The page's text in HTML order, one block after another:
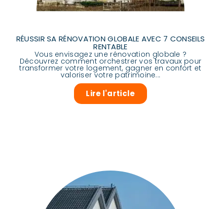
RÉUSSIR SA RÉNOVATION GLOBALE AVEC 7 CONSEILS
RENTABLE
Vous envisagez une rénovation globale ?
Découvrez comment orchestrer vos travaux pour
transformer votre logement, gagner en confort et
valoriser votre patrimoine...
Lire l'article